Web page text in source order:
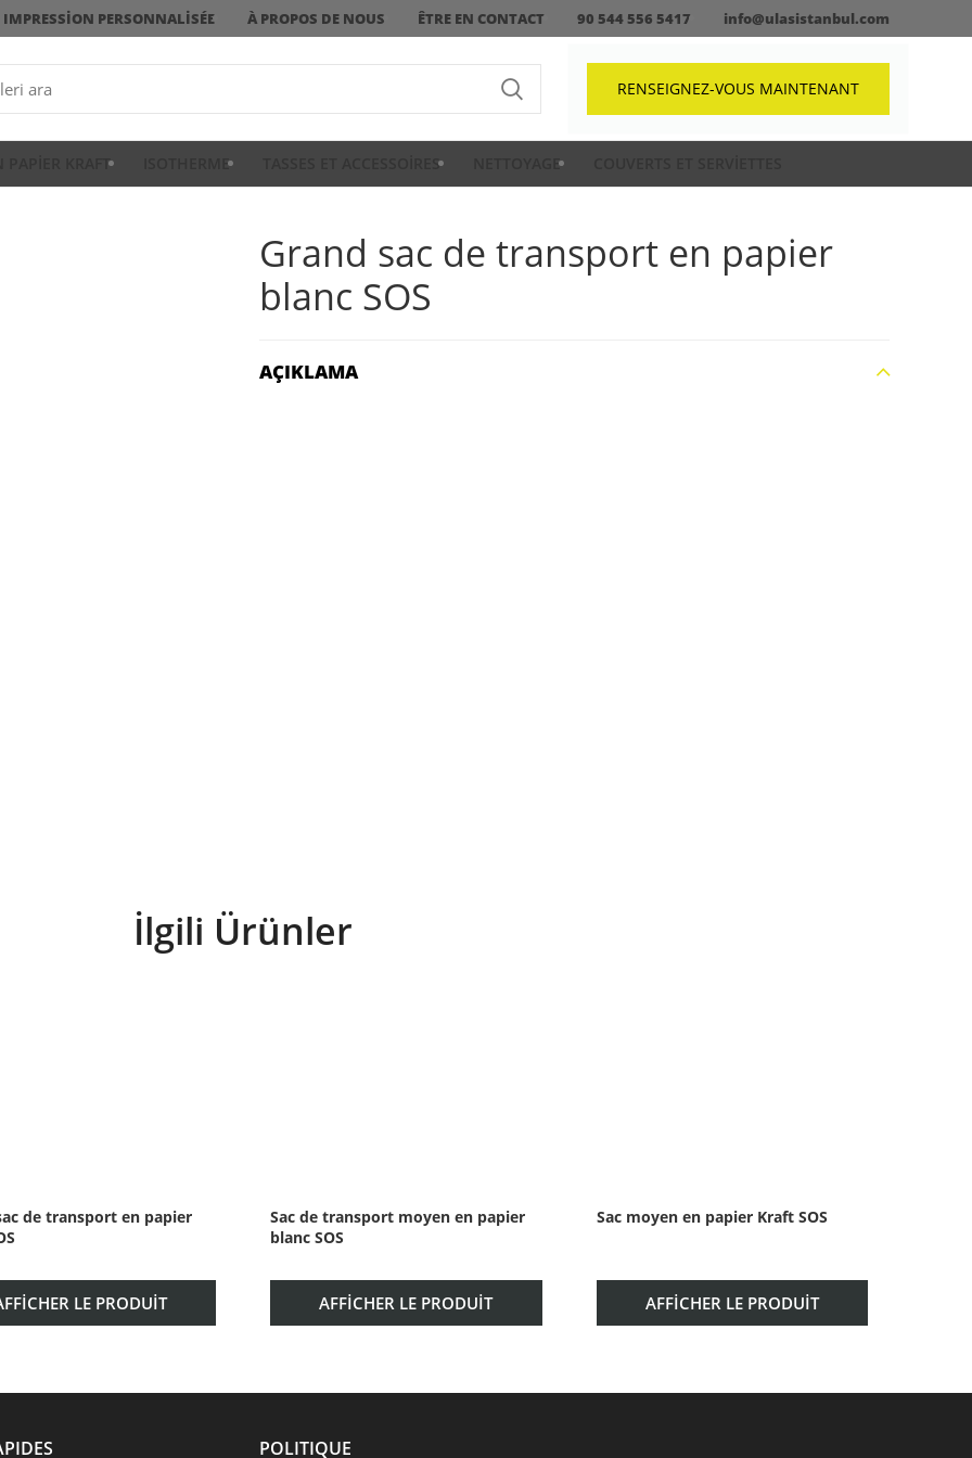
IMPRESSION PERSONNALISÉE À PROPOS DE NOUS ÊTRE EN CONTACT 90 544 556 5417 info@ulasistanbul.com
RENSEIGNEZ-VOUS MAINTENANT
PAPIER KRAFT ISOTHERME TASSES ET ACCESSOIRES NETTOYAGE
Grand sac de transport en papier
blanc SOS
AÇIKLAMA
İlgili Ürünler
de transport en papier
LE PRODUIT
Sac de transport moyen en papier
blanc SOS
AFFICHER LE PRODUIT
Sac moyen en papier Kraft SOS
AFFICHER LE PRODUIT
POLITIQUE